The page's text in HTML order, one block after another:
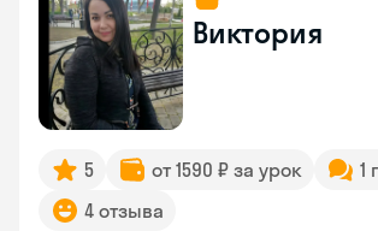
Виктория
5 от 1590 ₽ за урок
1
4 отзыва